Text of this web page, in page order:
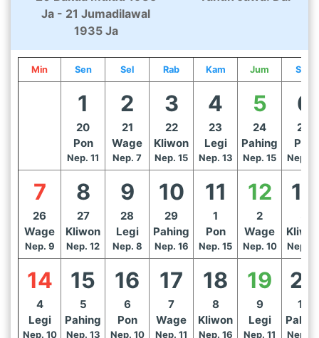
Ja - 21 Jumadilawal
1935 Ja
Min Sen Sel Rab Kam Jum Sab
1
20
Pon
Nep. 11
2
21
Wage
Nep. 7
3
22
Kliwon
Nep. 15
4
23
Legi
Nep. 13
5
24
Pahing
Nep. 15
6
25
Pon
Nep.
7
26
Wage
Nep. 9
8
27
Kliwon
Nep. 12
9
28
Legi
Nep. 8
10
29
Pahing
Nep. 16
11
1
Pon
Nep. 15
12
2
Wage
Nep. 10
13
Nep.
14
4
Legi
Nep. 10
15
5
Pahing
Nep. 13
16
6
Pon
Nep. 10
17
7
Wage
Nep. 11
18
8
Kliwon
Nep. 16
19
9
Legi
Nep. 11
20
10
Nep.